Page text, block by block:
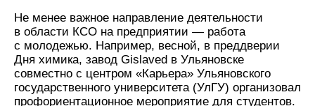
Не менее важное направление деятельности
в области КСО на предприятии — работа
с молодежью. Например, весной, в преддверии
Дня химика, завод Gislaved в Ульяновске
совместно с центром «Карьера» Ульяновского
государственного университета (УлГУ) организовал
профориентационное мероприятие для студентов.